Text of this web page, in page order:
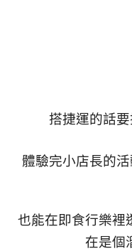
搭捷運的話要
體驗完小店長的
也能在即食行樂裡
在是個